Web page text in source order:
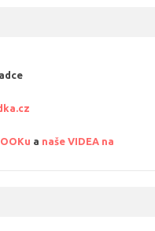
a naše VIDEA na